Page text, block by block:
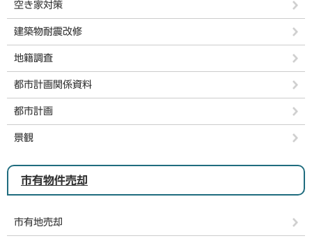
空き家対策
建築物耐震改修
地籍調査
都市計画関係資料
都市計画
景観
市有物件売却
市有地売却